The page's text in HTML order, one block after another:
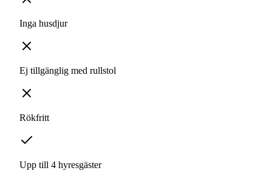
Inga husdjur
Ej tillgänglig med rullstol
Rökfritt
Upp till 4 hyresgäster